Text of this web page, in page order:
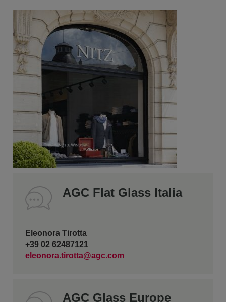
AGC Flat Glass Italia
Eleonora Tirotta
+39 02 62487121
eleonora.tirotta@agc.com
AGC Glass Europe